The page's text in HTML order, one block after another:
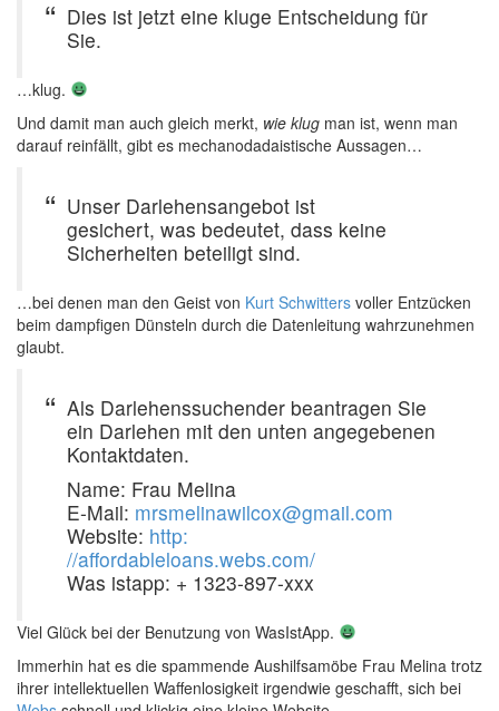
Dies ist jetzt eine kluge Entscheidung für
Sie.
…klug.
Und damit man auch gleich merkt, wie klug man ist, wenn man
darauf reinfällt, gibt es mechanodadaistische Aussagen…
Unser Darlehensangebot ist
gesichert, was bedeutet, dass keine
Sicherheiten beteiligt sind.
…bei denen man den Geist von Kurt Schwitters voller Entzücken
beim dampfigen Dünsteln durch die Datenleitung wahrzunehmen
glaubt.
Als Darlehenssuchender beantragen Sie
ein Darlehen mit den unten angegebenen
Kontaktdaten.
Name: Frau Melina
E-Mail: mrsmelinawilcox@gmail.com
Website: http:
//affordableloans.webs.com/
Was istapp: + 1323-897-xxx
Viel Glück bei der Benutzung von WasIstApp.
Immerhin hat es die spammende Aushilfsamöbe Frau Melina trotz
ihrer intellektuellen Waffenlosigkeit irgendwie geschafft, sich bei